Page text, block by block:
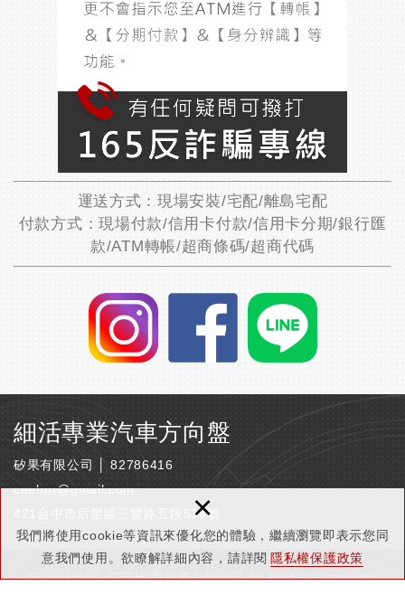
我們將使用cookie等資訊來優化您的體驗，繼續瀏覽即表示您同
意我們使用。欲瞭解詳細內容，請詳閱 隱私權保護政策
×
運送方式：現場安裝/宅配/離島宅配
付款方式：現場付款/信用卡付款/信用卡分期/銀行匯
款/ATM轉帳/超商條碼/超商代碼
細活專業汽車方向盤
矽果有限公司 │ 82786416
ceehor@gmail.com
421台中市后里區三豐路五段536號
Copyright © CEEHOR矽果有限公司 All Rights Reserved.